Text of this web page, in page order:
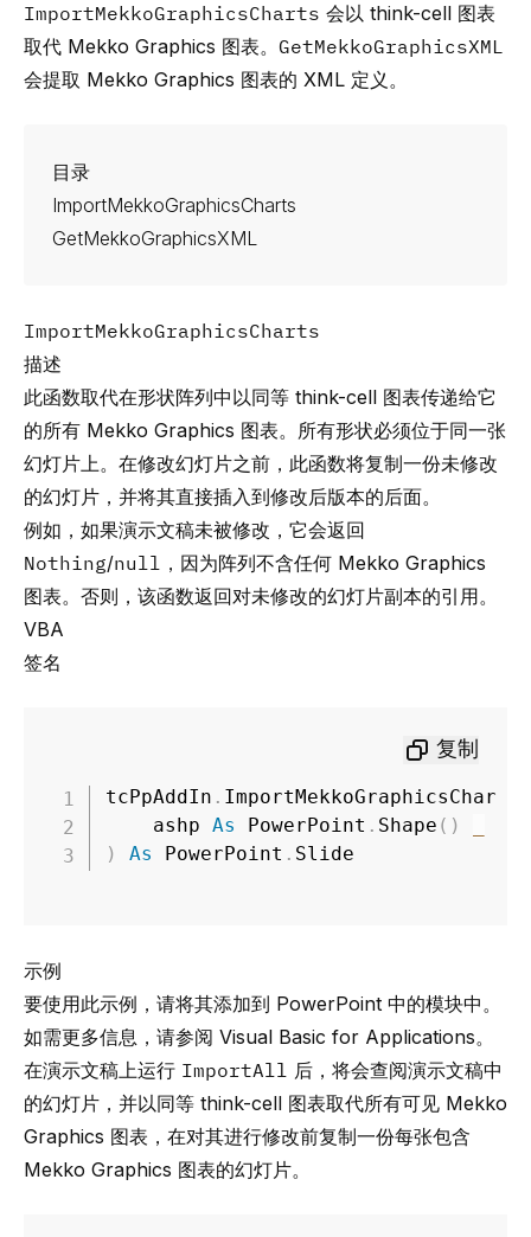
ImportMekkoGraphicsCharts 会以 think-cell 图表
取代 Mekko Graphics 图表。 GetMekkoGraphicsXML
会提取 Mekko Graphics 图表的 XML 定义。
目录
ImportMekkoGraphicsCharts
GetMekkoGraphicsXML
ImportMekkoGraphicsCharts
描述
此函数取代在形状阵列中以同等 think-cell 图表传递给它
的所有 Mekko Graphics 图表。所有形状必须位于同一张
幻灯片上。在修改幻灯片之前，此函数将复制一份未修改
的幻灯片，并将其直接插入到修改后版本的后面。
例如，如果演示文稿未被修改，它会返回
Nothing/null ，因为阵列不含任何 Mekko Graphics
图表。否则，该函数返回对未修改的幻灯片副本的引用。
VBA
签名
复制
tcPpAddIn . ImportMekkoGraphicsCharts
    ashp
As PowerPoint . Shape ( )
)
As PowerPoint . Slide
示例
要使用此示例，请将其添加到 PowerPoint 中的模块中。
如需更多信息，请参阅 Visual Basic for Applications。
在演示文稿上运行 ImportAll 后，将会查阅演示文稿中
的幻灯片，并以同等 think-cell 图表取代所有可见 Mekko
Graphics 图表，在对其进行修改前复制一份每张包含
Mekko Graphics 图表的幻灯片。